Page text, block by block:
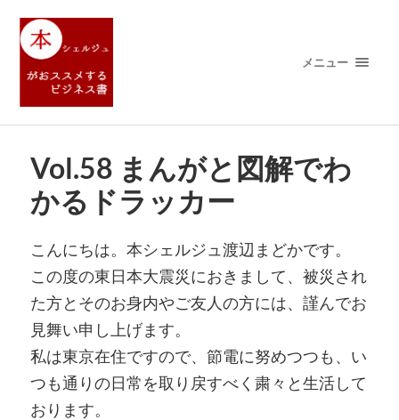
メニュー
Vol.58 まんがと図解でわ
かるドラッカー
こんにちは。本シェルジュ渡辺まどかです。
この度の東日本大震災におきまして、被災され
た方とそのお身内やご友人の方には、謹んでお
見舞い申し上げます。
私は東京在住ですので、節電に努めつつも、い
つも通りの日常を取り戻すべく粛々と生活して
おります。